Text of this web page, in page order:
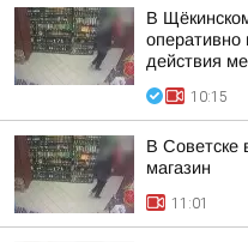
В
оперативно
действия
10:15
В Советске
магазин
11:01